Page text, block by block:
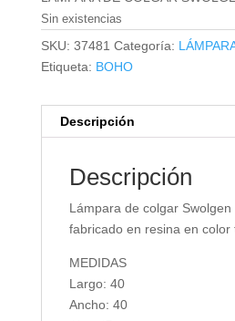
Sin existencias
SKU: 37481 Categoría:
Etiqueta: BOHO
Descripción
Descripción
Lámpara de colgar
fabricado en resina en color
MEDIDAS
Largo: 40
Ancho: 40